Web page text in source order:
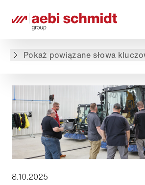
Pokaż powiązane słowa
#Zrównoważony rozwój
8.10.2025